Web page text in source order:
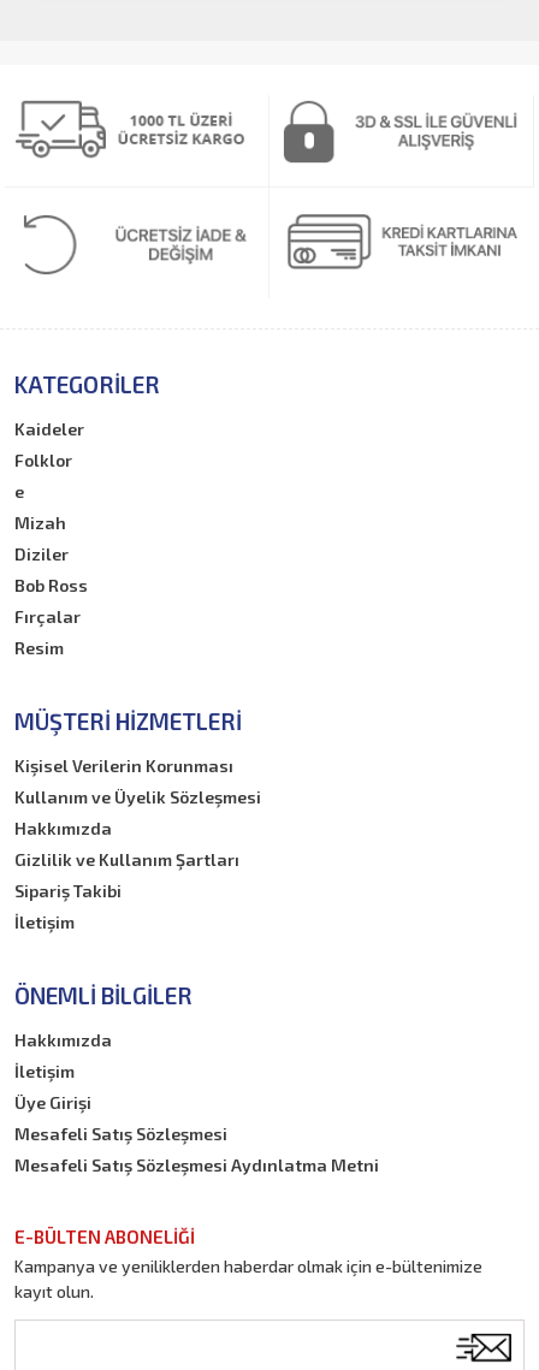
KATEGORILER
Kaideler
Folklor
e
Mizah
Diziler
Bob Ross
Fırçalar
Resim
MÜŞTERI HIZMETLERI
Kişisel Verilerin Korunması
Kullanım ve Üyelik Sözleşmesi
Hakkımızda
Gizlilik ve Kullanım Şartları
Sipariş Takibi
İletişim
ÖNEMLI BILGILER
Hakkımızda
İletişim
Üye Girişi
Mesafeli Satış Sözleşmesi
Mesafeli Satış Sözleşmesi Aydınlatma Metni
E-BÜLTEN ABONELİĞİ
Kampanya ve yeniliklerden haberdar olmak için e-bültenimize
kayıt olun.